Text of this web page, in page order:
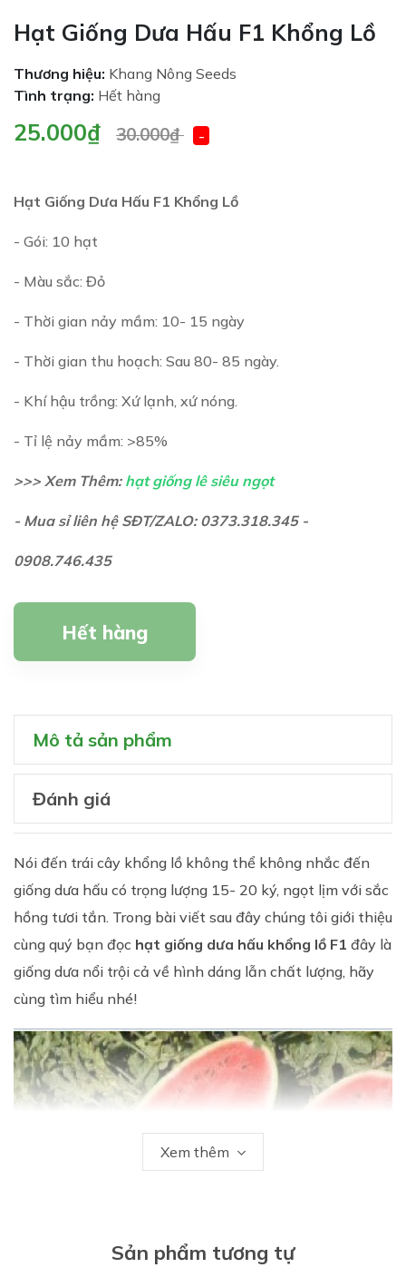
Hạt Giống Dưa Hấu F1 Khổng Lồ
Thương hiệu: Khang Nông Seeds
Tình trạng: Hết hàng
25.000₫ 30.000₫ -
Hạt Giống Dưa Hấu F1 Khổng Lồ
- Gói: 10 hạt
- Màu sắc: Đỏ
- Thời gian nảy mầm: 10- 15 ngày
- Thời gian thu hoạch: Sau 80- 85 ngày.
- Khí hậu trồng: Xứ lạnh, xứ nóng.
- Tỉ lệ nảy mầm: >85%
>>> Xem Thêm: hạt giống lê siêu ngọt
- Mua sỉ liên hệ SĐT/ZALO: 0373.318.345 -
0908.746.435
Hết hàng
Mô tả sản phẩm
Đánh giá
Nói đến trái cây khổng lồ không thể không nhắc đến
giống dưa hấu có trọng lượng 15- 20 ký, ngọt lịm với sắc
hồng tươi tắn. Trong bài viết sau đây chúng tôi giới thiệu
cùng quý bạn đọc hạt giống dưa hấu khổng lồ F1 đây là
giống dưa nổi trội cả về hình dáng lẫn chất lượng, hãy
cùng tìm hiểu nhé!
Xem thêm
Sản phẩm tương tự